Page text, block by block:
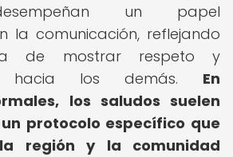
un papel
la comunicación, reflejando
de mostrar respeto y
hacia los demás. En
los saludos suelen
protocolo específico que
región y la comunidad